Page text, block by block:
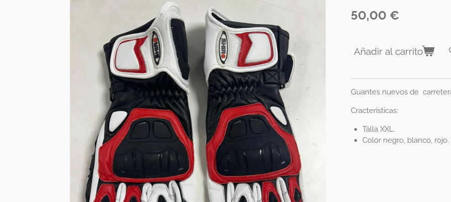
50,00 €
Añadir al carrito
Guantes nuevos de
Cracterísticas:
Talla XXL.
Color negro, blanco, rojo.